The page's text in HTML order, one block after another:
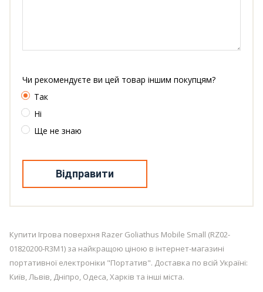
Чи рекомендуєте ви цей товар іншим покупцям?
Так
Ні
Ще не знаю
Відправити
Купити Ігрова поверхня Razer Goliathus Mobile Small (RZ02-
01820200-R3M1) за найкращою ціною в інтернет-магазині
портативної електроніки "Портатив". Доставка по всій Україні:
Київ, Львів, Дніпро, Одеса, Харків та інші міста.